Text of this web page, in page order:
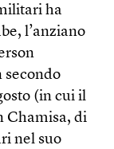
ha
l’anziano
secondo
(in cui il
Chamisa, di
nel suo